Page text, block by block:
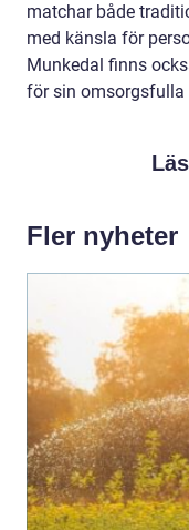
matchar både
med känsla för
Munkedal finns
för sin omsorgsfulla
Fler nyheter